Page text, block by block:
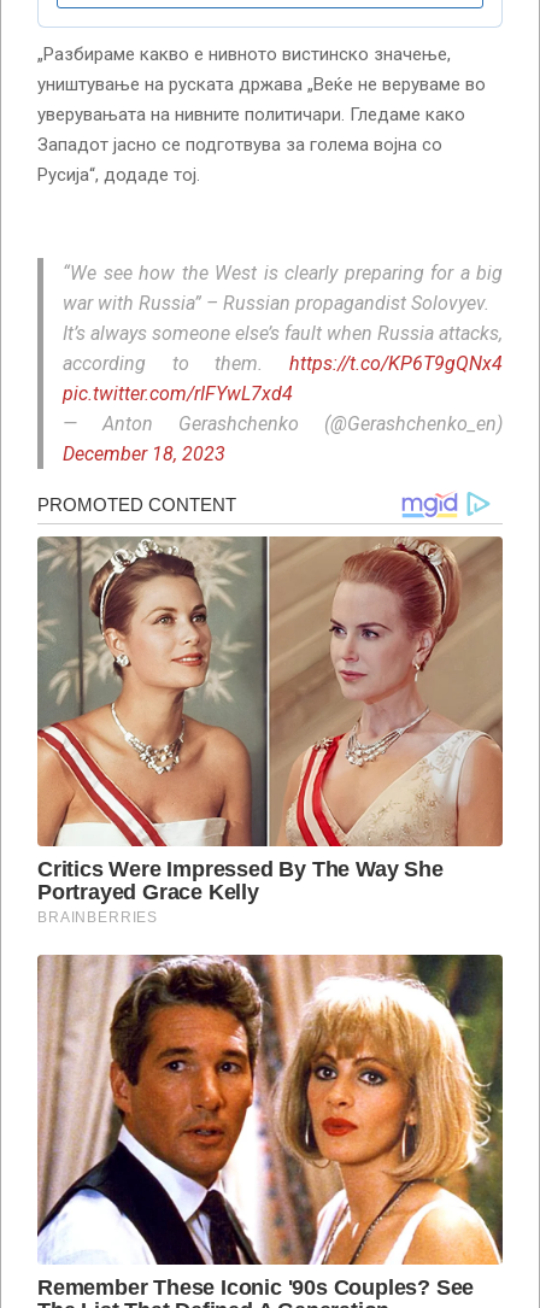
„Разбираме какво е нивното вистинско значење,
уништување на руската држава „Веќе не веруваме во
уверувањата на нивните политичари. Гледаме како
Западот јасно се подготвува за голема војна со
Русија“, додаде тој.
“We see how the West is clearly preparing for a big
war with Russia” – Russian propagandist Solovyev.
It’s always someone else’s fault when Russia attacks,
according to them. https://t.co/KP6T9gQNx4
pic.twitter.com/rIFYwL7xd4
— Anton Gerashchenko (@Gerashchenko_en)
December 18, 2023